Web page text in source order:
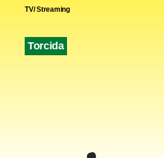
TV/ Streaming
Torcida